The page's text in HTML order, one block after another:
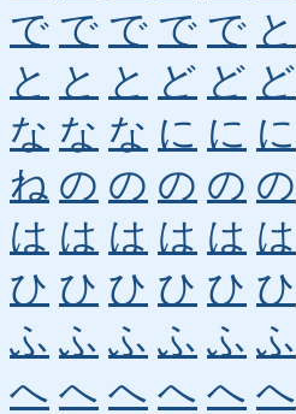
で で で で で と
と と と ど ど ど
な な な に に に
ね の の の の の
は は は は は は
ひ ひ ひ ひ ひ ひ
ふ ふ ふ ふ ふ ふ
へ へ へ へ へ へ